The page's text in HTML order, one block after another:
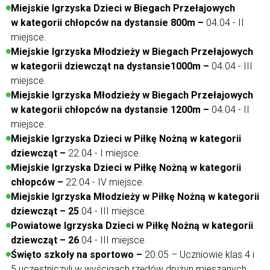
Miejskie Igrzyska Dzieci w Biegach Przełajowych
w kategorii chłopców na dystansie 800m – 04.04 - II
miejsce.
Miejskie Igrzyska Młodzieży w Biegach Przełajowych
w kategorii dziewcząt na dystansie1000m – 04.04 - III
miejsce.
Miejskie Igrzyska Młodzieży w Biegach Przełajowych
w kategorii chłopców na dystansie 1200m – 04.04 - II
miejsce.
Miejskie Igrzyska Dzieci w Piłkę Nożną w kategorii
dziewcząt – 22.04 - I miejsce.
Miejskie Igrzyska Dzieci w Piłkę Nożną w kategorii
chłopców – 22.04 - IV miejsce.
Miejskie Igrzyska Młodzieży w Piłkę Nożną w kategorii
dziewcząt – 25.04 - III miejsce.
Powiatowe Igrzyska Dzieci w Piłkę Nożną w kategorii
dziewcząt – 26.04 - III miejsce.
Święto szkoły na sportowo – 20.05 – Uczniowie klas 4 i